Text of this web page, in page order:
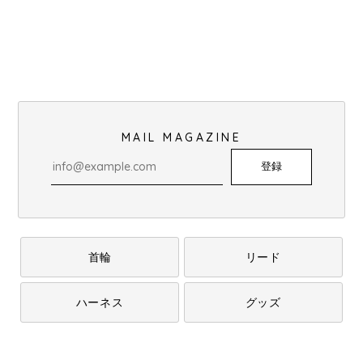
MAIL MAGAZINE
登録
首輪 リード
ハーネス グッズ